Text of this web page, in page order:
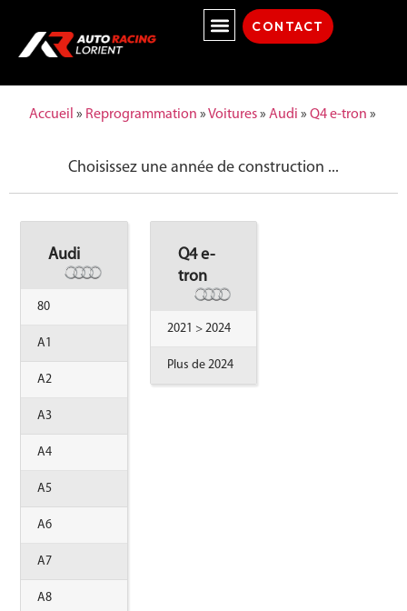
CONTACT
Accueil » Reprogrammation »Voitures» Audi » Q4 e-tron »
Choisissez une année de construction ...
Audi
80
A1
A2
A3
A4
A5
A6
A7
A8
Q4 e-
tron
2021 > 2024
Plus de 2024